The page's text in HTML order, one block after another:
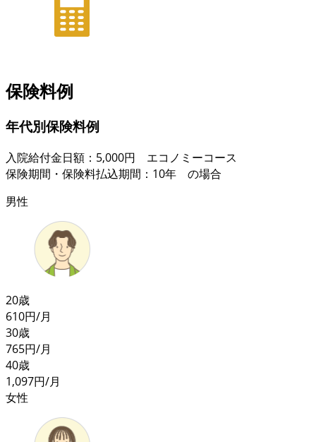
保険料例
年代別保険料例
入院給付金日額：5,000円 エコノミーコース
保険期間・保険料払込期間：10年 の場合
男性
20歳
610円/月
30歳
765円/月
40歳
1,097円/月
女性